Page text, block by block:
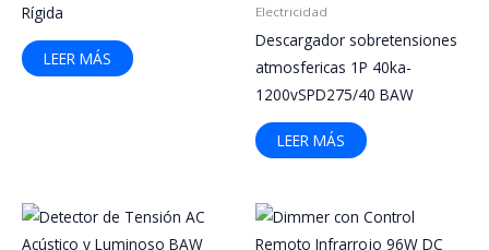
Rígida
LEER MÁS
Electricidad
Descargador sobretensiones
atmosfericas 1P 40ka-
1200vSPD275/40 BAW
LEER MÁS